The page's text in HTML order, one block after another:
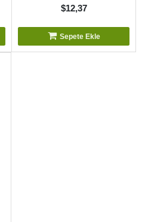
$12,37
Sepete Ekle